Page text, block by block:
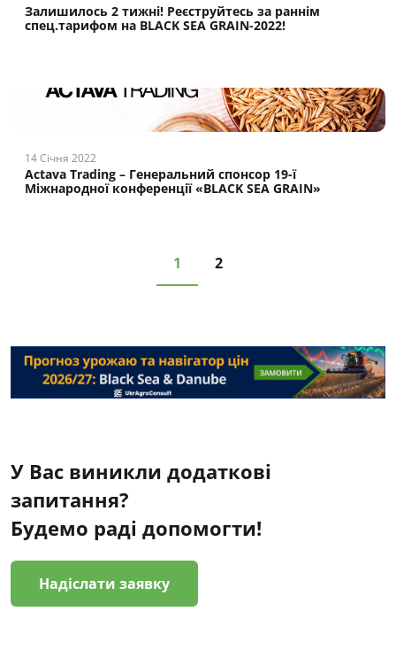
Залишилось 2 тижні! Реєструйтесь за раннім
спец.тарифом на BLACK SEA GRAIN-2022!
14 Січня 2022
Actava Trading – Генеральний спонсор 19-ї
Міжнародної конференції «BLACK SEA GRAIN»
1 2
У Вас виникли додаткові
запитання?
Будемо раді допомогти!
Надіслати заявку